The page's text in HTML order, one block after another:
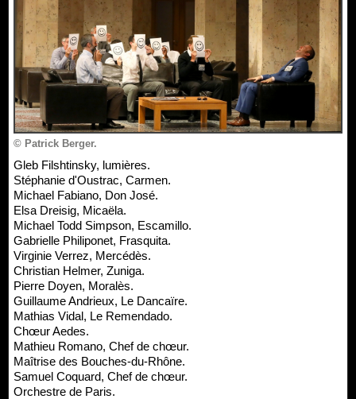
© Patrick Berger.
Gleb Filshtinsky, lumières.
Stéphanie d'Oustrac, Carmen.
Michael Fabiano, Don José.
Elsa Dreisig, Micaëla.
Michael Todd Simpson, Escamillo.
Gabrielle Philiponet, Frasquita.
Virginie Verrez, Mercédès.
Christian Helmer, Zuniga.
Pierre Doyen, Moralès.
Guillaume Andrieux, Le Dancaïre.
Mathias Vidal, Le Remendado.
Chœur Aedes.
Mathieu Romano, Chef de chœur.
Maîtrise des Bouches-du-Rhône.
Samuel Coquard, Chef de chœur.
Orchestre de Paris.